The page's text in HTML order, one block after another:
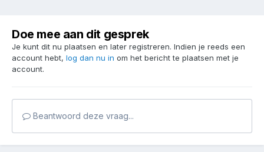
Doe mee aan dit gesprek
Je kunt dit nu plaatsen en later registreren. Indien je reeds een
account hebt, log dan nu in om het bericht te plaatsen met je
account.
Beantwoord deze vraag...